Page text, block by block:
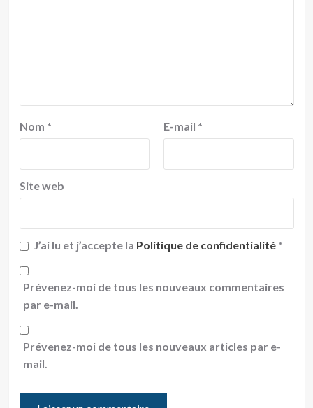
Nom * E-mail *
Site web
J’ai lu et j’accepte la Politique de confidentialité *
Prévenez-moi de tous les nouveaux commentaires
par e-mail.
Prévenez-moi de tous les nouveaux articles par e-
mail.